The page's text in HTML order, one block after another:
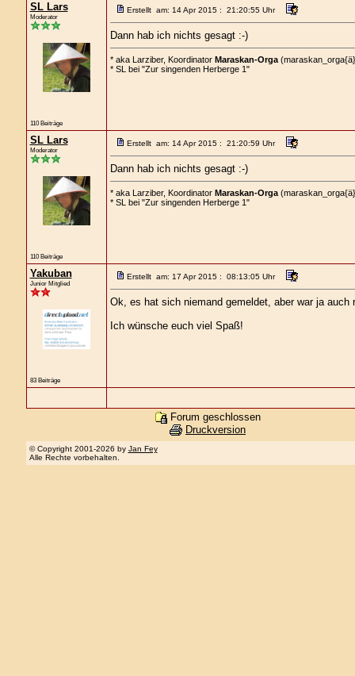
SL Lars
Moderator
110 Beiträge
Erstellt am: 14 Apr 2015 : 21:20:55 Uhr
Dann hab ich nichts gesagt :-)
* aka Larziber, Koordinator Maraskan-Orga
* SL bei "Zur singenden Herberge 1"
SL Lars
Moderator
110 Beiträge
Erstellt am: 14 Apr 2015 : 21:20:59 Uhr
Dann hab ich nichts gesagt :-)
* aka Larziber, Koordinator Maraskan-Orga
* SL bei "Zur singenden Herberge 1"
Yakuban
Junior Mitglied
83 Beiträge
Erstellt am: 17 Apr 2015 : 08:13:05 Uhr
Ok, es hat sich niemand gemeldet, aber war ja
Ich wünsche euch viel Spaß!
Forum geschlossen
Druckversion
© Copyright 2001-2026 by Jan Fey
Alle Rechte vorbehalten.